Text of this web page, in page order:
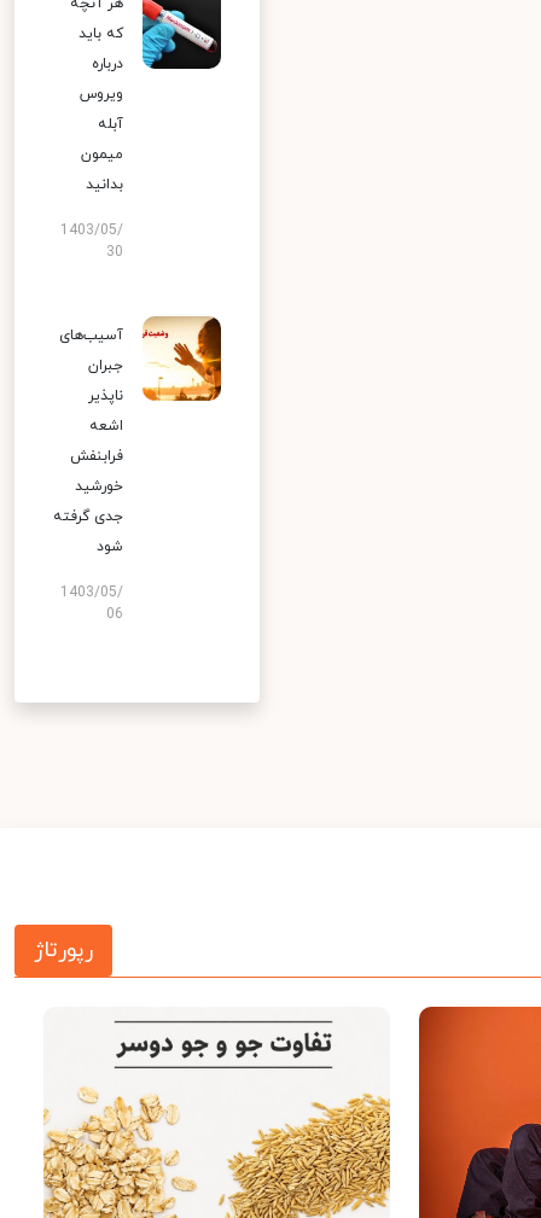
که باید
درباره
ویروس
آبله
میمون
بدانید
1403/05/
30
آسیب‌های
جبران
ناپذیر
اشعه
فرابنفش
خورشید
جدی گرفته
شود
1403/05/
06
رپورتاژ